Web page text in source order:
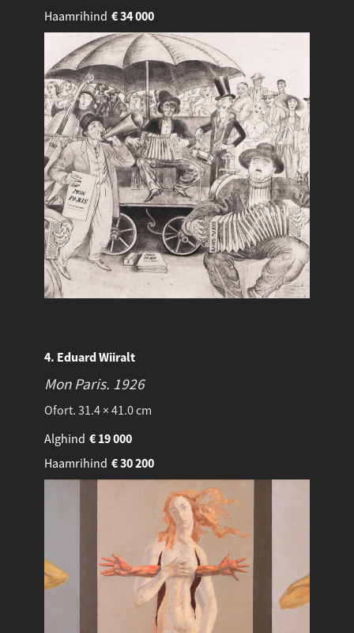
Haamrihind
34 000
€
4. Eduard Wiiralt
Mon Paris. 1926
Ofort. 31.4 × 41.0 cm
Alghind
19 000
€
Haamrihind
30 200
€